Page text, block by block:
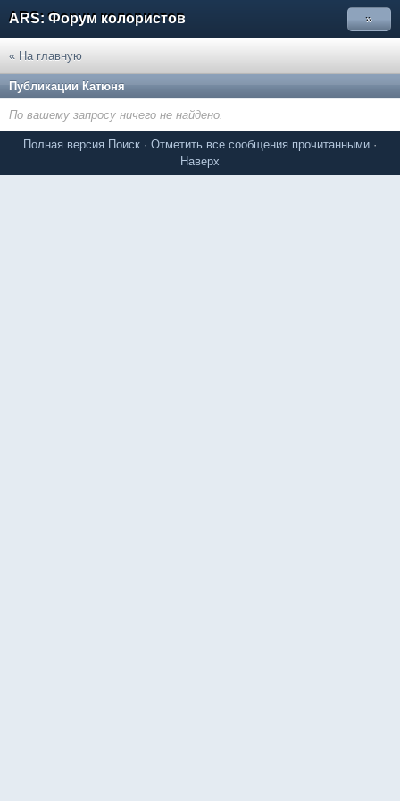
ARS: Форум колористов »
« На главную
Публикации Катюня
По вашему запросу ничего не найдено.
Полная версия Поиск · Отметить все сообщения прочитанными ·
Наверх